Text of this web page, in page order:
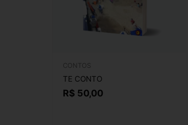
CONTOS
TE CONTO
R$ 50,00